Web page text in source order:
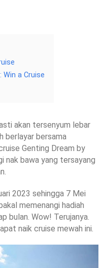
Win a Cruise
akan tersenyum lebar
berlayar bersama
Genting Dream by
nak bawa yang tersayang
2023 sehingga 7 Mei
memenangi hadiah
bulan. Wow! Terujanya.
naik cruise mewah ini.